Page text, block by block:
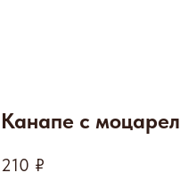
Канапе с
210 ₽